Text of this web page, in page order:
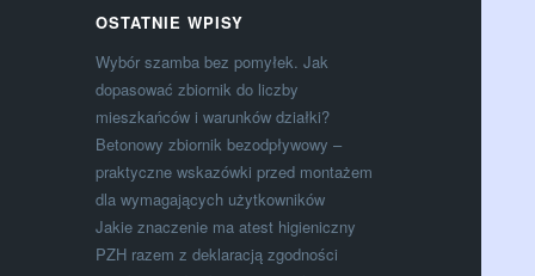
OSTATNIE WPISY
Wybór szamba bez pomyłek. Jak
dopasować zbiornik do liczby
mieszkańców i warunków działki?
Betonowy zbiornik bezodpływowy –
praktyczne wskazówki przed montażem
dla wymagających użytkowników
Jakie znaczenie ma atest higieniczny
PZH razem z deklaracją zgodności